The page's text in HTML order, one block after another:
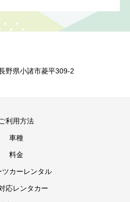
野県小諸市菱平309-2
ご利用方法
車種
料金
ツカーレンタル
応レンタカー